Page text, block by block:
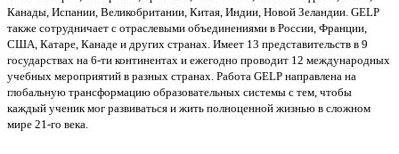
Канады, Испании, Великобритании, Китая, Индии, Новой Зеландии. GELP
также сотрудничает с отраслевыми объединениями в России, Франции,
США, Катаре, Канаде и других странах. Имеет 13 представительств в 9
государствах на 6-ти континентах и ежегодно проводит 12 международных
учебных мероприятий в разных странах. Работа GELP направлена на
глобальную трансформацию образовательных системы с тем, чтобы
каждый ученик мог развиваться и жить полноценной жизнью в сложном
мире 21-го века.